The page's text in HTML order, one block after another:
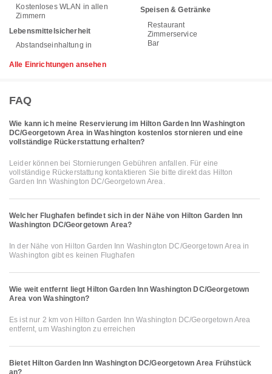
Kostenloses WLAN in allen
Zimmern
Lebensmittelsicherheit
Abstandseinhaltung in
Speisen & Getränke
Restaurant
Zimmerservice
Bar
Alle Einrichtungen ansehen
FAQ
Wie kann ich meine Reservierung im Hilton Garden Inn Washington
DC/Georgetown Area in Washington kostenlos stornieren und eine
vollständige Rückerstattung erhalten?
Leider können bei Stornierungen Gebühren anfallen. Für eine
vollständige Rückerstattung kontaktieren Sie bitte direkt das Hilton
Garden Inn Washington DC/Georgetown Area.
Welcher Flughafen befindet sich in der Nähe von Hilton Garden Inn
Washington DC/Georgetown Area?
In der Nähe von Hilton Garden Inn Washington DC/Georgetown Area in
Washington gibt es keinen Flughafen
Wie weit entfernt liegt Hilton Garden Inn Washington DC/Georgetown
Area von Washington?
Es ist nur 2 km von Hilton Garden Inn Washington DC/Georgetown Area
entfernt, um Washington zu erreichen
Bietet Hilton Garden Inn Washington DC/Georgetown Area Frühstück